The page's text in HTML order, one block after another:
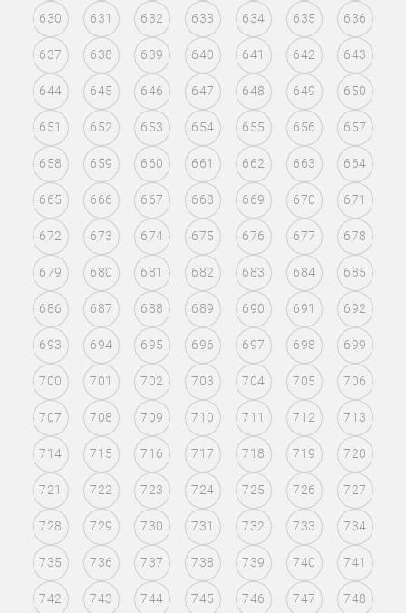
630 631 632 633 634 635 636
637 638 639 640 641 642 643
644 645 646 647 648 649 650
651 652 653 654 655 656 657
658 659 660 661 662 663 664
665 666 667 668 669 670 671
672 673 674 675 676 677 678
679 680 681 682 683 684 685
686 687 688 689 690 691 692
693 694 695 696 697 698 699
700 701 702 703 704 705 706
707 708 709 710 711 712 713
714 715 716 717 718 719 720
721 722 723 724 725 726 727
728 729 730 731 732 733 734
735 736 737 738 739 740 741
742 743 744 745 746 747 748